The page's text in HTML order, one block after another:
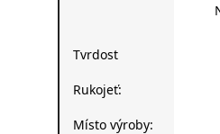
Tvrdost
Rukojeť:
Místo výroby: